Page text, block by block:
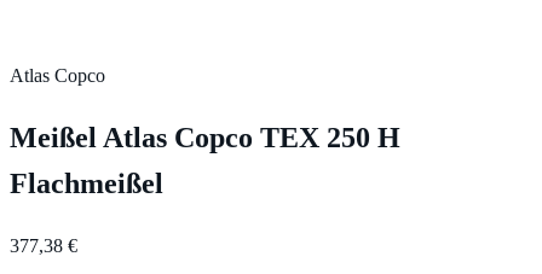
Atlas Copco
Meißel Atlas Copco TEX 250 H
Flachmeißel
377,38 €